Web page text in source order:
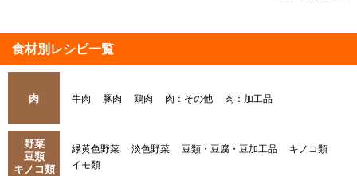
食材別レシピ一覧
肉 牛肉 豚肉 鶏肉 肉：その他 肉：加工品
野菜
豆類
キノコ類
緑黄色野菜 淡色野菜 豆類・豆腐・豆加工品
キノコ類
イモ類